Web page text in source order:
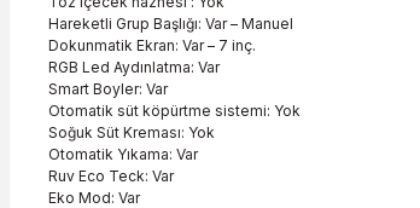
Hareketli Grup Başlığı: Var – Manuel
Dokunmatik Ekran: Var – 7 inç.
RGB Led Aydınlatma: Var
Smart Boyler: Var
Otomatik süt köpürtme sistemi: Yok
Soğuk Süt Kreması: Yok
Otomatik Yıkama: Var
Ruv Eco Teck: Var
Eko Mod: Var